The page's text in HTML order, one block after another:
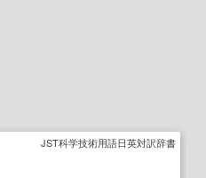
JST科学技術用語日英対訳辞書